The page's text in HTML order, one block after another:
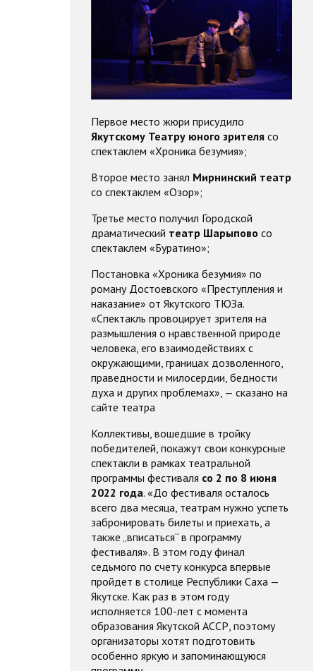
Первое место жюри присудило
Якутскому Театру юного зрителясо
спектаклем «Хроника безумия»;
Второе место занял Мирнинский театр
со спектаклем «Озор»;
Третье место получил Городской
драматический театр Шарыпово со
спектаклем «Буратино»;
Постановка «Хроника безумия» по
роману Достоевского «Преступления и
наказание» от Якутского ТЮЗа.
«Спектакль провоцирует зрителя на
размышления о нравственной природе
человека, его взаимодействиях с
окружающими, границах дозволенного,
праведности и милосердии, бедности
духа и других проблемах», — сказано на
сайте театра
Коллективы, вошедшие в тройку
победителей, покажут свои конкурсные
спектакли в рамках театральной
программы фестиваля со 2 по 8 июня
2022 года. «До фестиваля осталось
всего два месяца, театрам нужно успеть
забронировать билеты и приехать, а
также „вписаться“ в программу
фестиваля». В этом году финал
седьмого по счету конкурса впервые
пройдет в столице Республики Саха —
Якутске. Как раз в этом году
исполняется 100-лет с момента
образования Якутской АССР, поэтому
организаторы хотят подготовить
особенно яркую и запоминающуюся